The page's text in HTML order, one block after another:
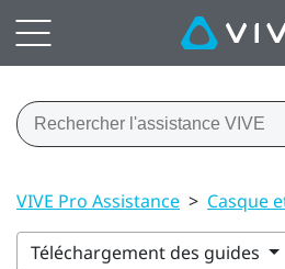
VIVE Pro Assistance > Casque
Téléchargement des guides